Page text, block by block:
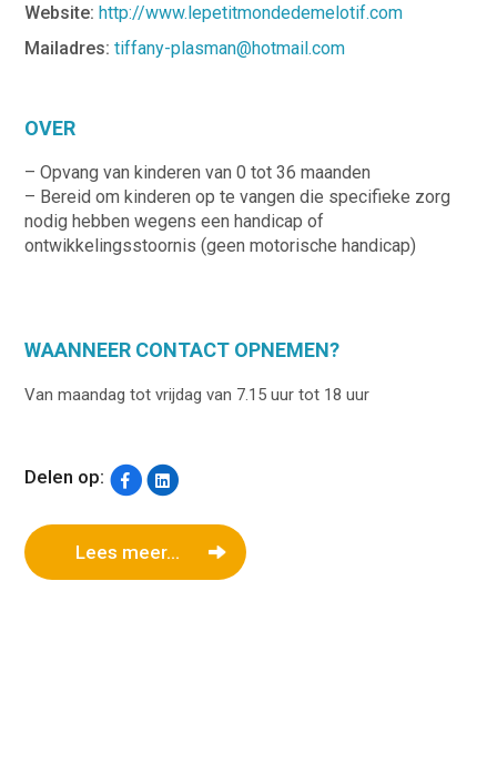
Website:http://www.lepetitmondedemelotif.com
Mailadres: tiffany-plasman@hotmail.com
OVER
– Opvang van kinderen van 0 tot 36 maanden
– Bereid om kinderen op te vangen die specifieke zorg
nodig hebben wegens een handicap of
ontwikkelingsstoornis (geen motorische handicap)
WAANNEER CONTACT OPNEMEN?
Van maandag tot vrijdag van 7.15 uur tot 18 uur
Delen op:
Lees meer...